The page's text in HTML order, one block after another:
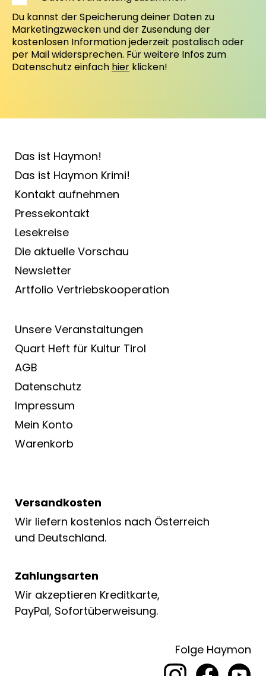
Du kannst der Speicherung deiner Daten zu
Marketingzwecken und der Zusendung der
kostenlosen Information jederzeit postalisch oder
per Mail widersprechen. Für weitere Infos zum
Datenschutz einfach hier klicken!
Das ist Haymon!
Das ist Haymon Krimi!
Kontakt aufnehmen
Pressekontakt
Lesekreise
Die aktuelle Vorschau
Newsletter
Artfolio Vertriebs­kooperation
Unsere Veranstaltungen
Quart Heft für Kultur Tirol
AGB
Datenschutz
Impressum
Mein Konto
Warenkorb
Versandkosten
Wir liefern kostenlos nach Österreich
und Deutschland.
Zahlungsarten
Wir akzeptieren Kreditkarte,
PayPal, Sofortüberweisung.
Folge Haymon